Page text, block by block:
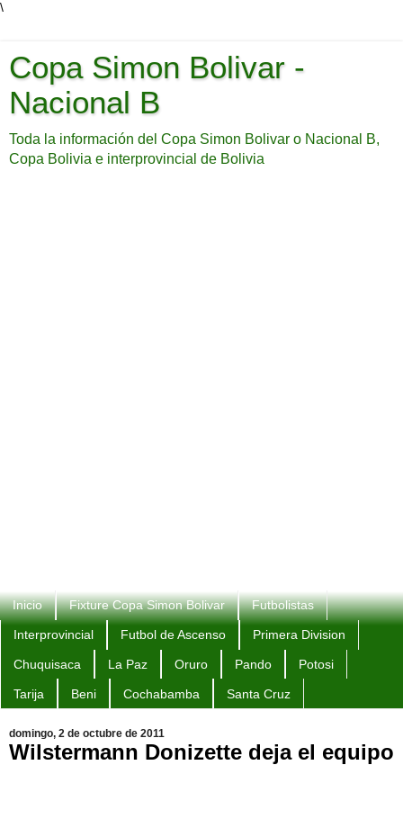
\
Copa Simon Bolivar -
Nacional B
Toda la información del Copa Simon Bolivar o Nacional B,
Copa Bolivia e interprovincial de Bolivia
Inicio Fixture Copa Simon Bolivar Futbolistas
Interprovincial Futbol de Ascenso Primera Division
Chuquisaca La Paz Oruro Pando Potosi
Tarija Beni Cochabamba Santa Cruz
domingo, 2 de octubre de 2011
Wilstermann Donizette deja el equipo